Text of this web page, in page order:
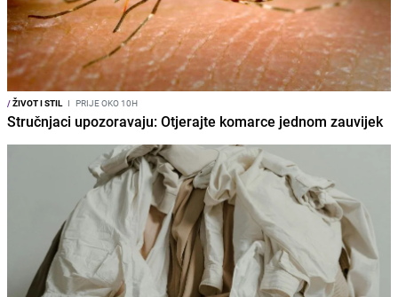
/ŽIVOT I STIL I PRIJE OKO 10H
Stručnjaci upozoravaju: Otjerajte komarce jednom zauvijek